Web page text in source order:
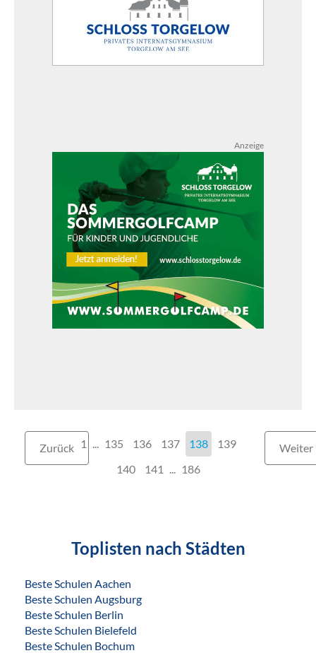
Anzeige
Zurück 1 135 136 137 138
139
140
141 186
Weiter
Toplisten nach Städten
Beste Schulen Aachen
Beste Schulen Augsburg
Beste Schulen Berlin
Beste Schulen Bielefeld
Beste Schulen Bochum